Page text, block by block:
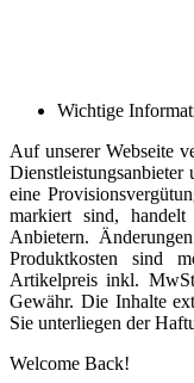
Wichtige
Auf unserer Webseite
eine
markiert sind,
Anbietern.
Produktkosten sind
Artikelpreis inkl.
Gewähr. Die Inhalte
Sie unterliegen der
Welcome Back!